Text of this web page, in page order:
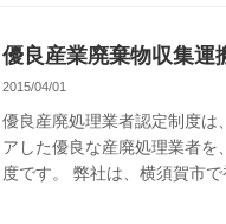
優良産業廃棄物収集運
2015/04/01
優良産廃処理業者認定制度は
アした優良な産廃処理業者を
度です。 弊社は、横須賀市